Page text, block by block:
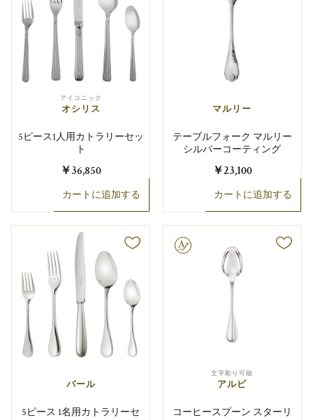
アイコニック
オシリス
5ピース1人用カトラリーセッ
ト
￥36,850
カートに追加する
マルリー
テーブルフォーク マルリー
シルバーコーティング
￥23,100
カートに追加する
パール
5ピース 1名用カトラリーセ
文字彫り可能
文字彫り可能
アルビ
コーヒースプーン スターリ